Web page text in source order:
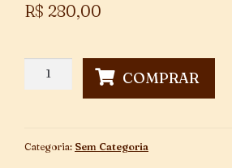
R$ 280,00
Pequeno
COMPRAR
Categoria: Sem Categoria